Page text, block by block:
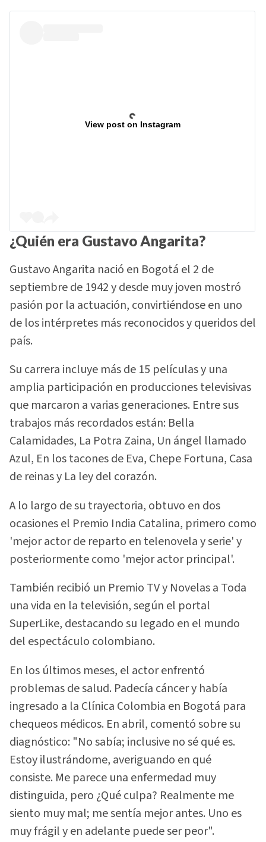
View post on Instagram
¿Quién era Gustavo Angarita?
Gustavo Angarita nació en Bogotá el 2 de
septiembre de 1942 y desde muy joven mostró
pasión por la actuación, convirtiéndose en uno
de los intérpretes más reconocidos y queridos del
país.
Su carrera incluye más de 15 películas y una
amplia participación en producciones televisivas
que marcaron a varias generaciones. Entre sus
trabajos más recordados están: Bella
Calamidades, La Potra Zaina, Un ángel llamado
Azul, En los tacones de Eva, Chepe Fortuna, Casa
de reinas y La ley del corazón.
A lo largo de su trayectoria, obtuvo en dos
ocasiones el Premio India Catalina, primero como
'mejor actor de reparto en telenovela y serie' y
posteriormente como 'mejor actor principal'.
También recibió un Premio TV y Novelas a Toda
una vida en la televisión, según el portal
SuperLike, destacando su legado en el mundo
del espectáculo colombiano.
En los últimos meses, el actor enfrentó
problemas de salud. Padecía cáncer y había
ingresado a la Clínica Colombia en Bogotá para
chequeos médicos. En abril, comentó sobre su
diagnóstico: "No sabía; inclusive no sé qué es.
Estoy ilustrándome, averiguando en qué
consiste. Me parece una enfermedad muy
distinguida, pero ¿Qué culpa? Realmente me
siento muy mal; me sentía mejor antes. Uno es
muy frágil y en adelante puede ser peor".